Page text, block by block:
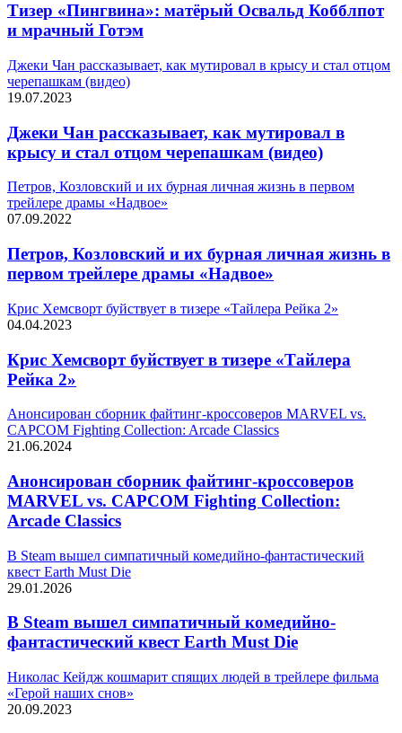
Тизер «Пингвина»: матёрый Освальд Кобблпот
и мрачный Готэм
Джеки Чан рассказывает, как мутировал в крысу и стал отцом
черепашкам (видео)
19.07.2023
Джеки Чан рассказывает, как мутировал в
крысу и стал отцом черепашкам (видео)
Петров, Козловский и их бурная личная жизнь в первом
трейлере драмы «Надвое»
07.09.2022
Петров, Козловский и их бурная личная жизнь в
первом трейлере драмы «Надвое»
Крис Хемсворт буйствует в тизере «Тайлера Рейка 2»
04.04.2023
Крис Хемсворт буйствует в тизере «Тайлера
Рейка 2»
Анонсирован сборник файтинг-кроссоверов MARVEL vs.
CAPCOM Fighting Collection: Arcade Classics
21.06.2024
Анонсирован сборник файтинг-кроссоверов
MARVEL vs. CAPCOM Fighting Collection:
Arcade Classics
В Steam вышел симпатичный комедийно-фантастический
квест Earth Must Die
29.01.2026
В Steam вышел симпатичный комедийно-
фантастический квест Earth Must Die
Николас Кейдж кошмарит спящих людей в трейлере фильма
«Герой наших снов»
20.09.2023